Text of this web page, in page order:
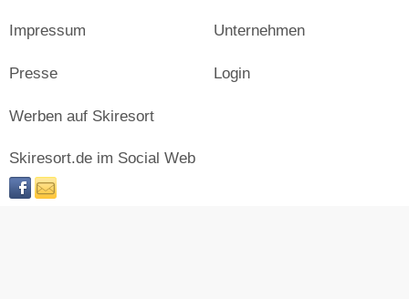
Impressum
Presse
Unternehmen
Login
Werben auf Skiresort
Skiresort.de im Social Web
facebooknewsletter